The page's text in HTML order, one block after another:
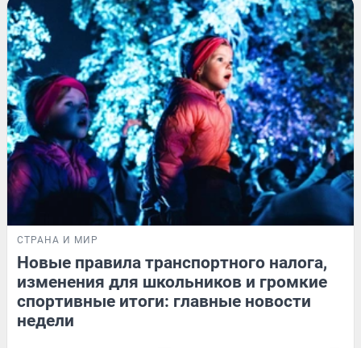
СТРАНА И МИР
Новые правила транспортного налога,
изменения для школьников и громкие
спортивные итоги: главные новости
недели